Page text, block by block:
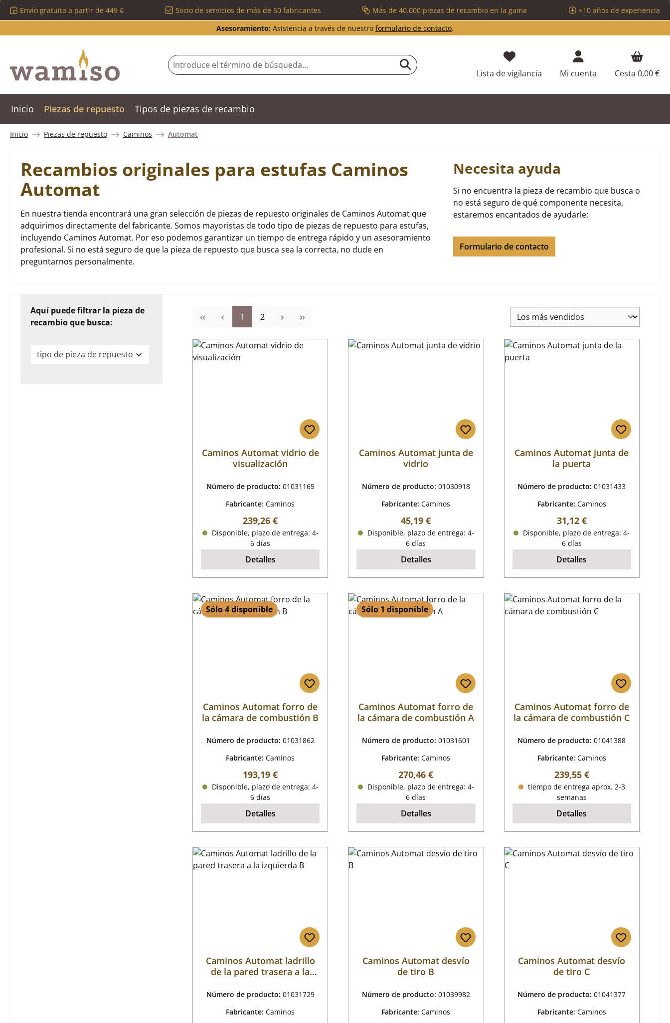
al contenido principal
Saltar a la búsqueda
Saltar a la navegación principal
Envío gratuito a partir de 449 € Socio de servicios de más de 50 fabricantes Más de 40.000 piezas de recambio en la gama
+10 años de experiencia
Asesoramiento: Asistencia a través de nuestro formulario de contacto.
Lista de vigilancia Tienes 0 artículos en tu lista de
Mi cuenta Cesta 0,00 €
Inicio Piezas de repuesto Tipos de piezas de recambio
Inicio Piezas de repuesto Caminos Automat
Recambios originales para estufas Caminos
Automat
En nuestra tienda encontrará una gran selección de piezas de repuesto originales de Caminos Automat que
adquirimos directamente del fabricante. Somos mayoristas de todo tipo de piezas de repuesto para estufas,
incluyendo Caminos Automat. Por eso podemos garantizar un tiempo de entrega rápido y un asesoramiento
profesional. Si no está seguro de que la pieza de repuesto que busca sea la correcta, no dude en
preguntarnos personalmente.
Necesita ayuda
Si no encuentra la pieza de recambio que busca o
no está seguro de qué componente necesita,
estaremos encantados de ayudarle:
Formulario de contacto
Aquí puede filtrar la pieza de
recambio que busca:
tipo de pieza de repuesto
Página
1 Página
2
Caminos Automat vidrio de
visualización
Número de producto: 01031165
Fabricante:Caminos
Precio normal:
239,26 €
Disponible, plazo de entrega: 4-
6 días
Detalles
Caminos Automat junta de
vidrio
Número de producto: 01030918
Fabricante:Caminos
Precio normal:
45,19 €
Disponible, plazo de entrega: 4-
6 días
Detalles
Caminos Automat junta de
la puerta
Número de producto:01031433
Fabricante: Caminos
Precio normal:
31,12 €
Disponible, plazo de entrega: 4-
6 días
Detalles
Sólo 4 disponible
Caminos Automat forro de
la cámara de combustión B
Número de producto: 01031862
Fabricante:Caminos
Precio normal:
193,19 €
Disponible, plazo de entrega: 4-
6 días
Detalles
Sólo 1 disponible
Caminos Automat forro de
la cámara de combustión A
Número de producto: 01031601
Fabricante:Caminos
Precio normal:
270,46 €
Disponible, plazo de entrega: 4-
6 días
Detalles
Caminos Automat forro de
la cámara de combustión C
Número de producto:01041388
Fabricante: Caminos
Precio normal:
239,55 €
tiempo de entrega aprox. 2-3
semanas
Detalles
Caminos Automat ladrillo
de la pared trasera a la
Número de producto: 01031729
Fabricante:Caminos
Caminos Automat desvío
de tiro B
Número de producto: 01039982
Fabricante:Caminos
Caminos Automat desvío
de tiro C
Número de producto:01041377
Fabricante: Caminos